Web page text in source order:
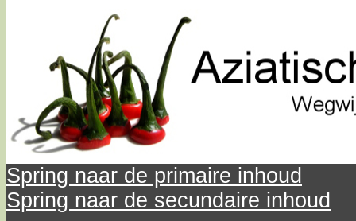
Spring naar de primaire inhoud
Spring naar de secundaire inhoud